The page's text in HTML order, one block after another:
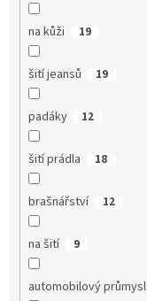
na kůži 19
šití jeansů 19
padáky 12
šití prádla 18
brašnářství 12
na šití 9
automobilový průmysl